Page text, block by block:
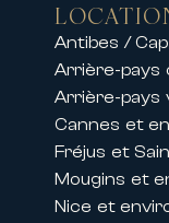
Antibes / Cap
Arrière-pays
Arrière-pays
Cannes et
Fréjus et
Mougins et
Nice et